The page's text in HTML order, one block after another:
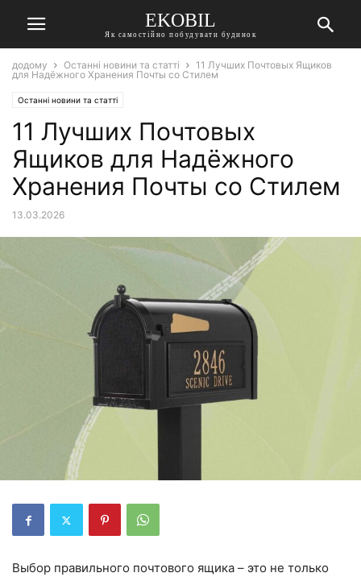
EKOBIL
Як самостійно побудувати будинок
додому Останні новини та статті
11 Лучших Почтовых Ящиков
для Надёжного Хранения Почты со Стилем
Останні новини та статті
11 Лучших Почтовых
Ящиков для Надёжного
Хранения Почты со Стилем
13.03.2026
Выбор правильного почтового ящика – это не только